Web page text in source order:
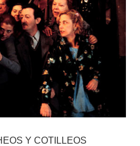
Y COTILLEOS